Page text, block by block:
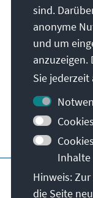
Chile
sind.
anonyme
und um
anzuzeigen.
Sie jederzeit
Inhalte
Hinweis:
die Seite